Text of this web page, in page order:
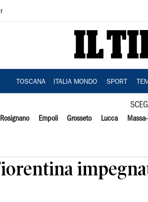
TOSCANA ITALIA MONDO SPORT
Empoli Grosseto Lucca